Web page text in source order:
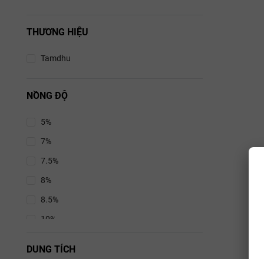
THƯƠNG HIỆU
Tamdhu
NỒNG ĐỘ
5%
7%
7.5%
8%
8.5%
10%
DUNG TÍCH